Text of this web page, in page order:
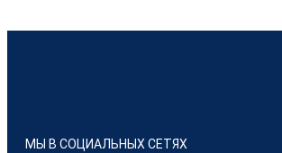
МЫ В СОЦИАЛЬНЫХ СЕТЯХ